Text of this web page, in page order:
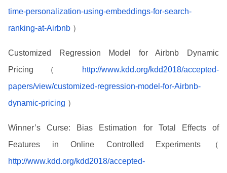
time-personalization-using-embeddings-for-search-
ranking-at-Airbnb ）
Customized Regression Model for Airbnb Dynamic
Pricing（
http://www.kdd.org/kdd2018/accepted-
papers/view/customized-regression-model-for-Airbnb-
dynamic-pricing ）
Winner’s Curse: Bias Estimation for Total Effects of
Features in Online Controlled Experiments（
http://www.kdd.org/kdd2018/accepted-